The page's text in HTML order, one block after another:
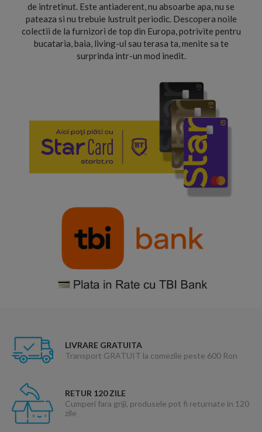
de intretinut. Este antiaderent, nu absoarbe apa, nu se
pateaza si nu trebuie lustruit periodic. Descopera noile
colectii de la furnizori de top din Europa, potrivite pentru
bucataria, baia, living-ul sau terasa ta, menite sa te
surprinda intr-un mod inedit.
LIVRARE GRATUITA
Transport GRATUIT la comezile peste 600 Ron
RETUR 120 ZILE
Cumperi fara griji, produsele pot fi returnate in 120
zile